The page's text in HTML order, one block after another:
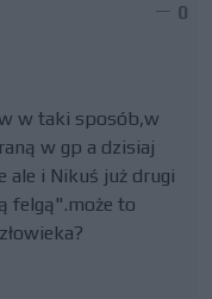
0
w taki sposób,w
w gp a dzisiaj
ale i Nikuś już drugi
felgą".może to